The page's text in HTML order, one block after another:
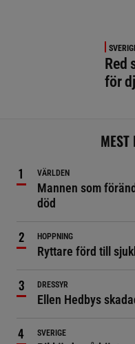
Red
för
MEST
VÄRLDEN
Mannen som
död
HOPPNING
Ryttare förd till
DRESSYR
Ellen Hedbys
SVERIGE